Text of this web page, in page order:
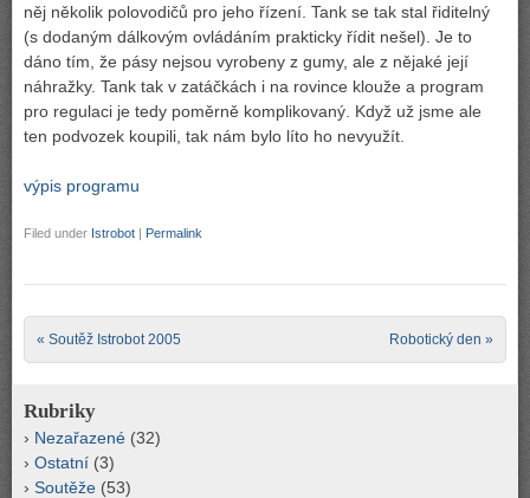
něj několik polovodičů pro jeho řízení. Tank se tak stal řiditelný
(s dodaným dálkovým ovládáním prakticky řídit nešel). Je to
dáno tím, že pásy nejsou vyrobeny z gumy, ale z nějaké její
náhražky. Tank tak v zatáčkách i na rovince klouže a program
pro regulaci je tedy poměrně komplikovaný. Když už jsme ale
ten podvozek koupili, tak nám bylo líto ho nevyužít.
výpis programu
Filed under Istrobot | Permalink
Post navigation
« Soutěž Istrobot 2005 Robotický den »
Rubriky
Nezařazené (32)
Ostatní (3)
Soutěže (53)